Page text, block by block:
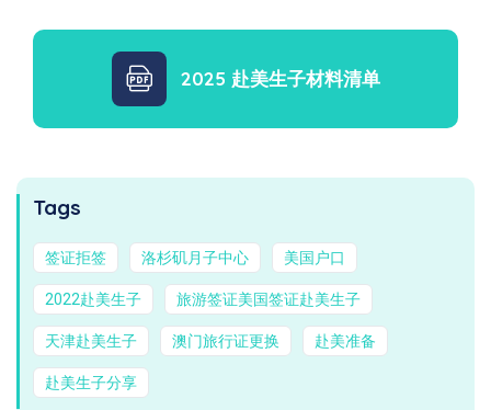
2025 赴美生子材料清单
Tags
签证拒签 洛杉矶月子中心 美国户口
2022赴美生子 旅游签证美国签证赴美生子
天津赴美生子 澳门旅行证更换 赴美准备
赴美生子分享